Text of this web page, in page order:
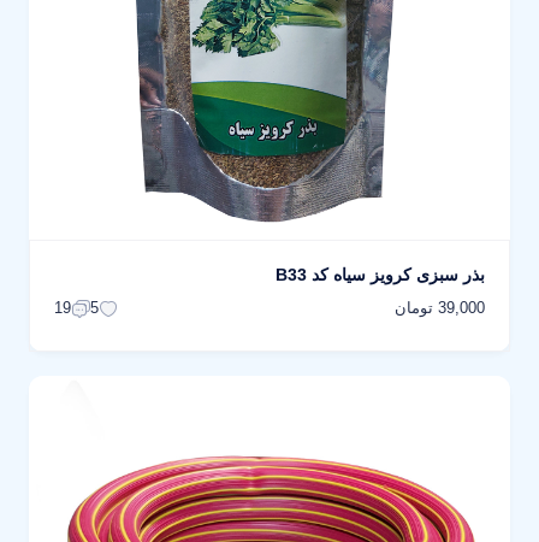
بذر سبزی کرویز سیاه کد B33
39,000 تومان 5
19